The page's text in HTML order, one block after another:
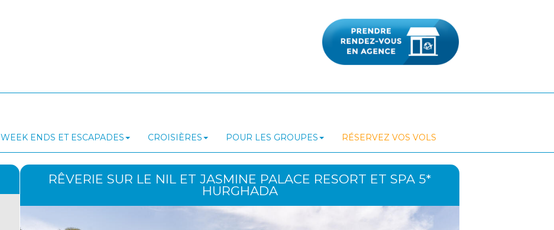
WEEK ENDS ET ESCAPADES CROISIÈRES POUR LES GROUPES RÉSERVEZ VOS VOLS
RÊVERIE SUR LE NIL ET JASMINE PALACE RESORT ET SPA 5*
HURGHADA